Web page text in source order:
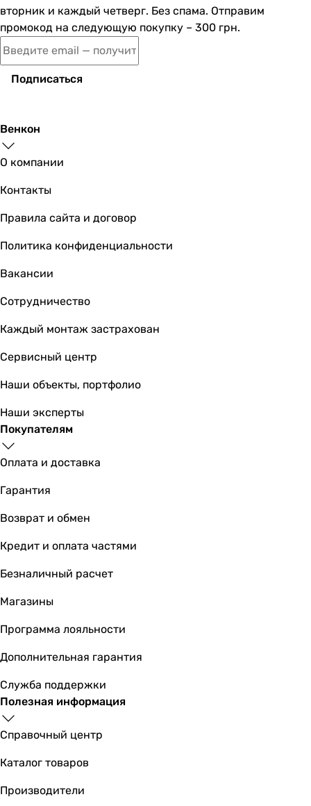
вторник и каждый четверг. Без спама. Отправим
промокод на следующую покупку – 300 грн.
Подписаться
Венкон
О компании
Контакты
Правила сайта и договор
Политика конфиденциальности
Вакансии
Сотрудничество
Каждый монтаж застрахован
Сервисный центр
Наши объекты, портфолио
Наши эксперты
Покупателям
Оплата и доставка
Гарантия
Возврат и обмен
Кредит и оплата частями
Безналичный расчет
Магазины
Программа лояльности
Дополнительная гарантия
Служба поддержки
Полезная информация
Справочный центр
Каталог товаров
Производители